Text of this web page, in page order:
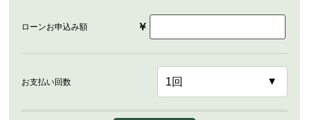
ローンお申込み額 ￥
お支払い回数